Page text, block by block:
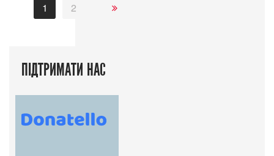
1 2
ПІДТРИМАТИ НАС